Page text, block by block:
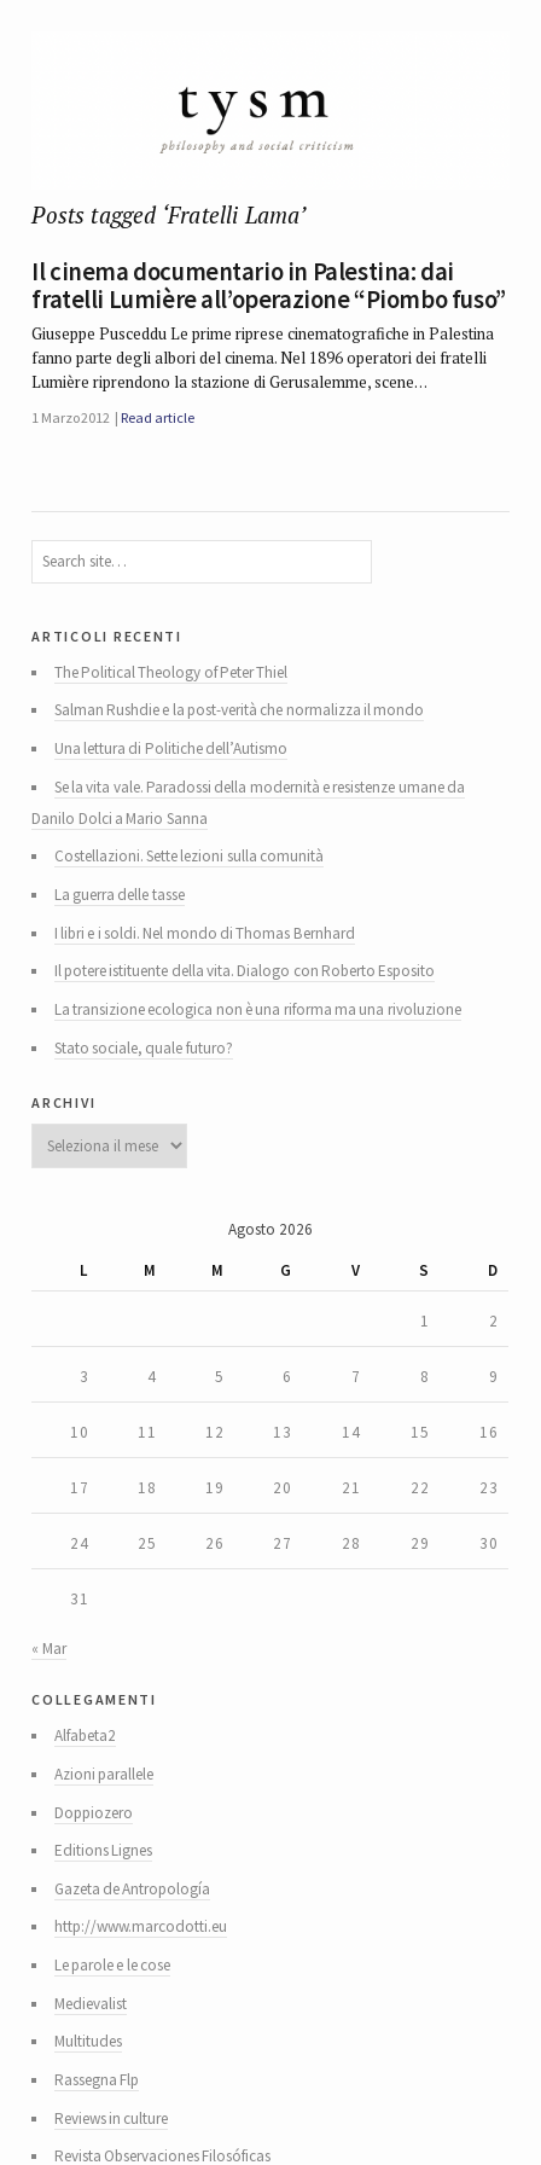
Posts tagged ‘Fratelli Lama’
Il cinema documentario in Palestina: dai
fratelli Lumière all’operazione “Piombo fuso”
Giuseppe Pusceddu Le prime riprese cinematografiche in Palestina
fanno parte degli albori del cinema. Nel 1896 operatori dei fratelli
Lumière riprendono la stazione di Gerusalemme, scene…
1 Marzo 2012 Read article
articoli recenti
The Political Theology of Peter Thiel
Salman Rushdie e la post-verità che normalizza il mondo
Una lettura di Politiche dell’Autismo
Se la vita vale. Paradossi della modernità e resistenze umane da
Danilo Dolci a Mario Sanna
Costellazioni. Sette lezioni sulla comunità
La guerra delle tasse
I libri e i soldi. Nel mondo di Thomas Bernhard
Il potere istituente della vita. Dialogo con Roberto Esposito
La transizione ecologica non è una riforma ma una rivoluzione
Stato sociale, quale futuro?
archivi
Archivi
Agosto 2026
L
M M G V S D
1 2
3 4 5 6 7 8 9
10 11 12 13 14 15 16
17 18 19 20 21 22 23
24 25 26 27 28 29 30
31
« Mar
collegamenti
Alfabeta2
Azioni parallele
Doppiozero
Editions Lignes
Gazeta de Antropología
http://www.marcodotti.eu
Le parole e le cose
Medievalist
Multitudes
Rassegna Flp
Reviews in culture
Revista Observaciones Filosóficas